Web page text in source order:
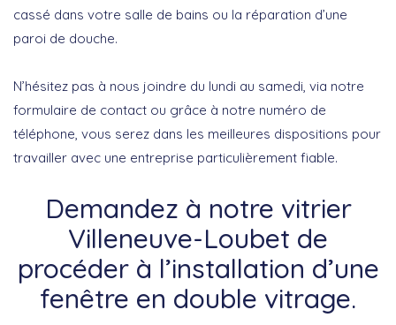
cassé dans votre salle de bains ou la réparation d’une
paroi de douche.
N’hésitez pas à nous joindre du lundi au samedi, via notre
formulaire de contact ou grâce à notre numéro de
téléphone, vous serez dans les meilleures dispositions pour
travailler avec une entreprise particulièrement fiable.
Demandez à notre vitrier
Villeneuve-Loubet de
procéder à l’installation d’une
fenêtre en double vitrage.